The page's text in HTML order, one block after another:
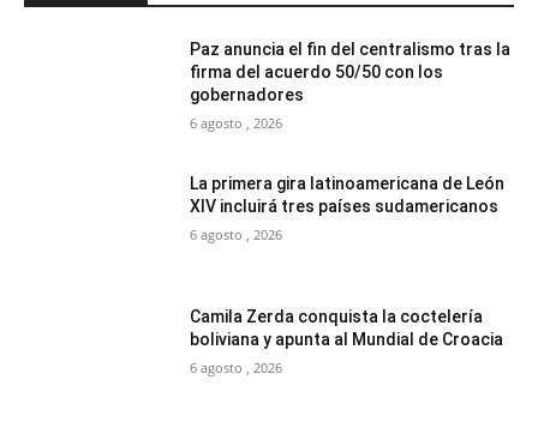
Paz anuncia el fin del centralismo tras la
firma del acuerdo 50/50 con los
gobernadores
6 agosto , 2026
La primera gira latinoamericana de León
XIV incluirá tres países sudamericanos
6 agosto , 2026
Camila Zerda conquista la coctelería
boliviana y apunta al Mundial de Croacia
6 agosto , 2026